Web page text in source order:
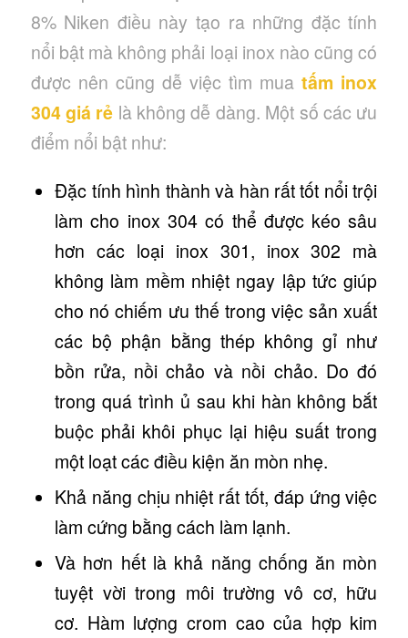
8% Niken điều này tạo ra những đặc tính
nổi bật mà không phải loại inox nào cũng có
được nên cũng dễ việc tìm muatấm inox
304 giá rẻ là không dễ dàng. Một số các ưu
điểm nổi bật như:
Đặc tính hình thành và hàn rất tốt nổi trội
làm cho inox 304 có thể được kéo sâu
hơn các loại inox 301, inox 302 mà
không làm mềm nhiệt ngay lập tức giúp
cho nó chiếm ưu thế trong việc sản xuất
các bộ phận bằng thép không gỉ như
bồn rửa, nồi chảo và nồi chảo. Do đó
trong quá trình ủ sau khi hàn không bắt
buộc phải khôi phục lại hiệu suất trong
một loạt các điều kiện ăn mòn nhẹ.
Khả năng chịu nhiệt rất tốt, đáp ứng việc
làm cứng bằng cách làm lạnh.
Và hơn hết là khả năng chống ăn mòn
tuyệt vời trong môi trường vô cơ, hữu
cơ. Hàm lượng crom cao của hợp kim